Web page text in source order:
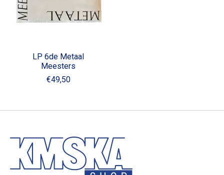
LP 6de Metaal
Meesters
€49,50